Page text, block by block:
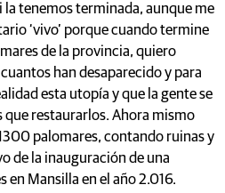
la tenemos terminada, aunque me
‘vivo’ porque cuando termine
de la provincia, quiero
han desaparecido y para
esta utopía y que la gente se
que restaurarlos. Ahora mismo
palomares, contando ruinas y
de la inauguración de una
en Mansilla en el año 2.016.